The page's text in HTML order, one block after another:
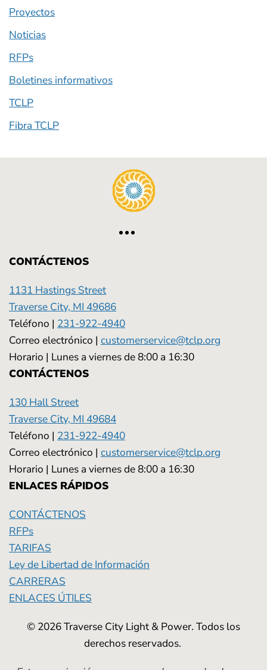
Proyectos
Noticias
RFPs
Boletines informativos
TCLP
Fibra TCLP
CONTÁCTENOS
1131 Hastings Street
Traverse City, MI 49686
Teléfono | 231-922-4940
Correo electrónico | customerservice@tclp.org
Horario | Lunes a viernes de 8:00 a 16:30
CONTÁCTENOS
130 Hall Street
Traverse City, MI 49684
Teléfono | 231-922-4940
Correo electrónico | customerservice@tclp.org
Horario | Lunes a viernes de 8:00 a 16:30
ENLACES RÁPIDOS
CONTÁCTENOS
RFPs
TARIFAS
Ley de Libertad de Información
CARRERAS
ENLACES ÚTILES
© 2026 Traverse City Light & Power. Todos los
derechos reservados.